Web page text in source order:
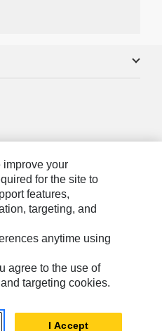
Tous droits réservés.
improve your
for the site to
features,
targeting, and
anytime using
agree to the use of
targeting cookies.
I Accept